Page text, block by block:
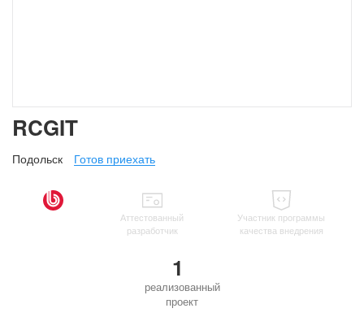
RCGIT
Подольск Готов приехать
Аттестованный
разработчик
Участник программы
качества внедрения
1
реализованный
проект